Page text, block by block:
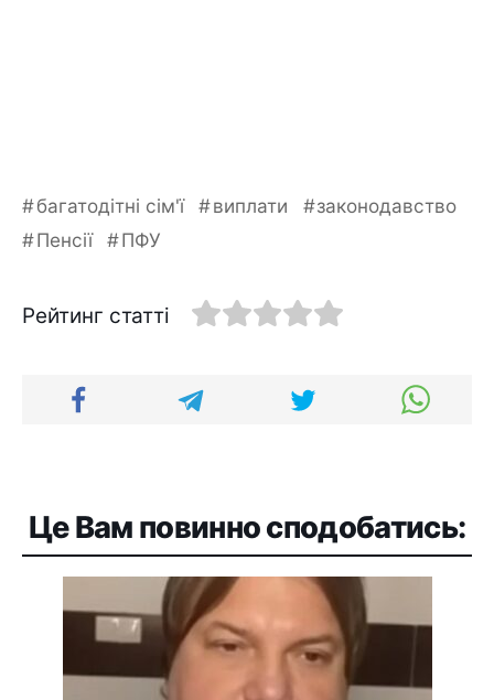
багатодітні сім'ї виплати
законодавство
Пенсії
ПФУ
Рейтинг статті
Це Вам повинно сподобатись: